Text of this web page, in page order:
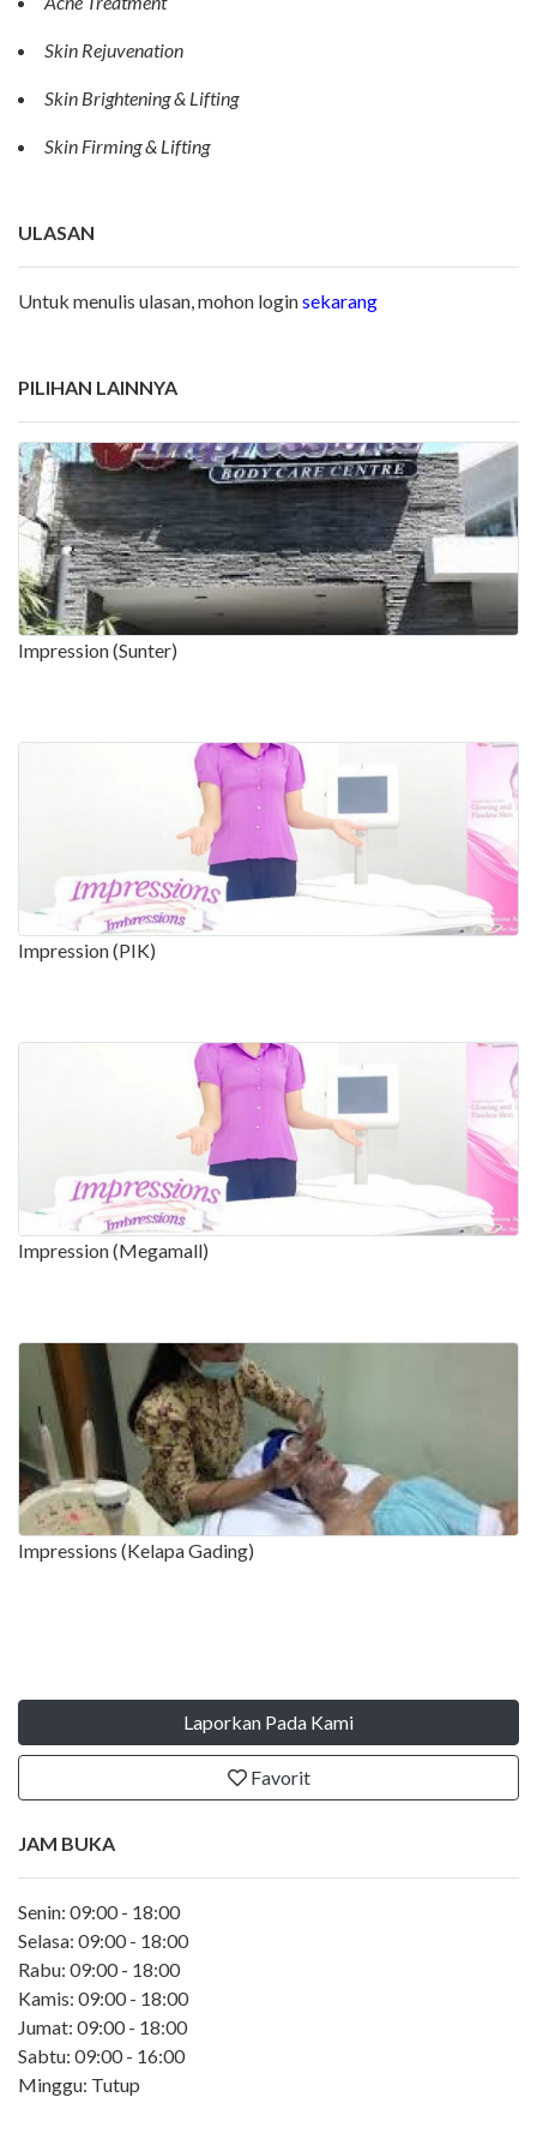
Skin Rejuvenation
Skin Brightening & Lifting
Skin Firming & Lifting
ULASAN
Untuk menulis ulasan, mohon loginsekarang
PILIHAN LAINNYA
Impression (Sunter)
Impression (PIK)
Impression (Megamall)
Impressions (Kelapa Gading)
Laporkan Pada Kami
Favorit
JAM BUKA
Senin: 09:00 - 18:00
Selasa: 09:00 - 18:00
Rabu: 09:00 - 18:00
Kamis: 09:00 - 18:00
Jumat: 09:00 - 18:00
Sabtu: 09:00 - 16:00
Minggu: Tutup